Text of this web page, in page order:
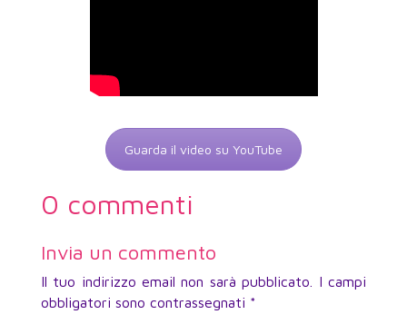
Guarda il video su YouTube
0 commenti
Invia un commento
Il tuo indirizzo email non sarà pubblicato.
I campi
obbligatori sono contrassegnati *